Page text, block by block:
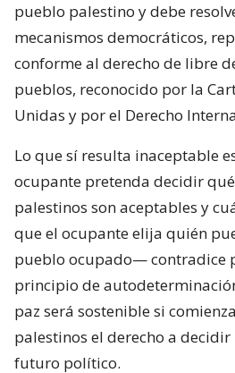
pueblo palestino y debe
mecanismos democráticos,
conforme al derecho de libre
pueblos, reconocido por la
Unidas y por el Derecho
Lo que sí resulta inaceptable
ocupante pretenda decidir
palestinos son aceptables y
que el ocupante elija quién
pueblo ocupado— contradice
principio de
paz será sostenible si
palestinos el derecho a
futuro político.